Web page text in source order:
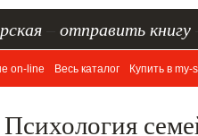
отправить книгу
on-line Весь каталог Купить в my-